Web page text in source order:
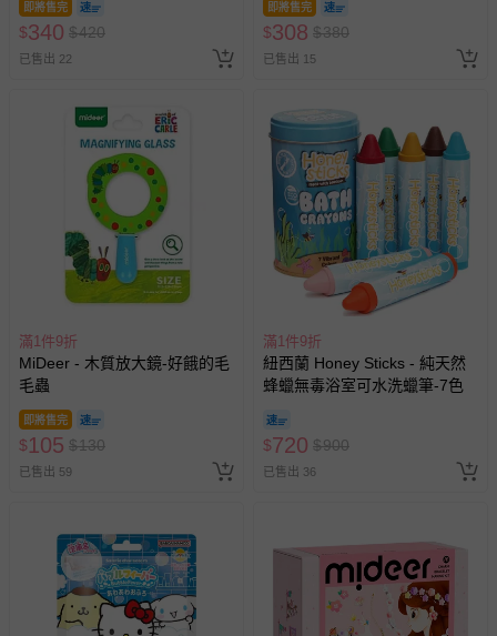
即將售完
$340 $420
已售出 22
即將售完
$308 $380
已售出 15
滿1件9折
MiDeer - 木質放大鏡-好餓的毛
毛蟲
即將售完
$105 $130
已售出 59
滿1件9折
紐西蘭 Honey Sticks - 純天然
蜂蠟無毒浴室可水洗蠟筆-7色
$720 $900
已售出 36